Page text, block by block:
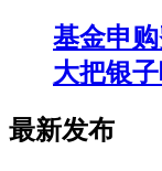
基金申
大把银子
最新发布